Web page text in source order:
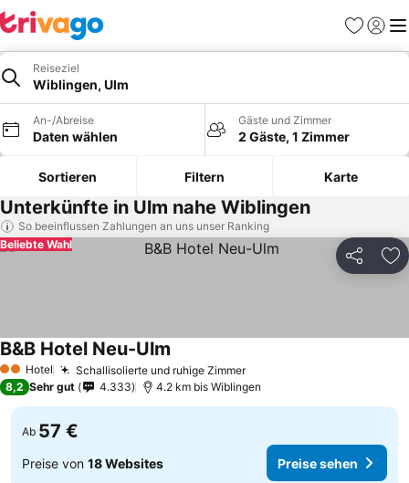
Favoriten
Reiseziel
Wiblingen, Ulm
An-/Abreise
Daten wählen
Gäste und Zimmer
2 Gäste, 1 Zimmer
Sortieren Filtern Karte
Unterkünfte in Ulm nahe Wiblingen
So beeinflussen Zahlungen an uns unser Ranking
Teilen
Beliebte Wahl
2 Sterne
Hotel Schallisolierte und ruhige ZimmerPreise sehen
B&B Hotel Neu-Ulm
8,2 Sehr gut 4.333 4.2 km bis Wiblingen
Ab 57 €
Preise von 18 Websites Preise sehen